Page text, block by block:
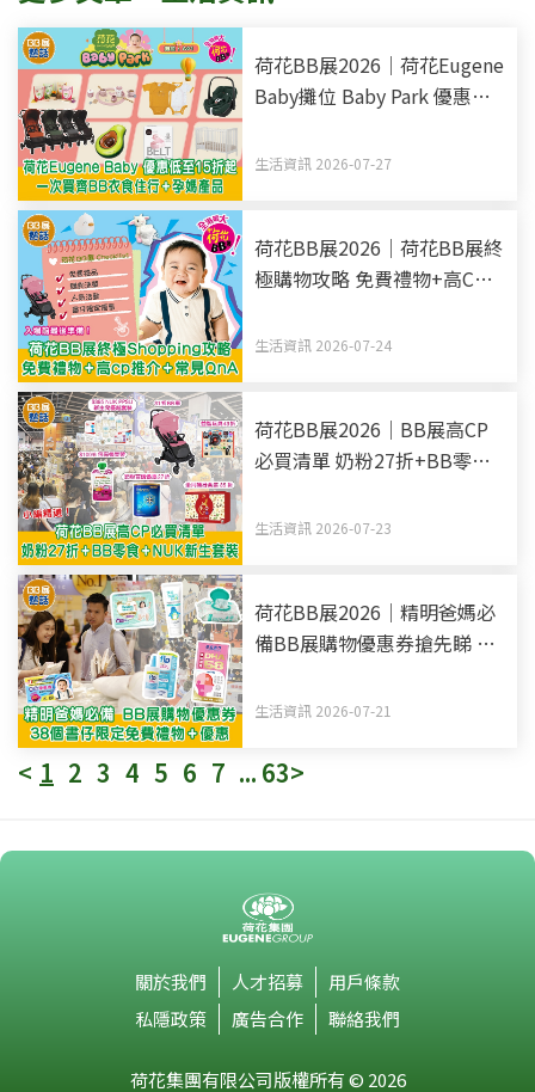
荷花BB展2026｜荷花Eugene
Baby攤位 Baby Park 優惠低
行+孕媽產品
生活資訊 2026-07-27
荷花BB展2026｜荷花BB展終
極購物攻略 免費禮物+高CP
備！
生活資訊 2026-07-24
荷花BB展2026｜BB展高CP
必買清單 奶粉27折+BB零食
生活資訊 2026-07-23
荷花BB展2026｜精明爸媽必
備BB展購物優惠券搶先睇 38
生活資訊 2026-07-21
< 1 2 3 4 5 6 7 ... 63>
關於我們 人才招募
用戶條款
私隱政策
廣告合作 聯絡我們
荷花集團有限公司版權所有 © 2026